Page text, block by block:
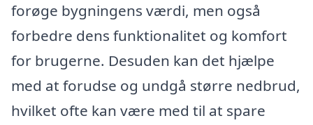
forøge bygningens værdi, men også
forbedre dens funktionalitet og komfort
for brugerne. Desuden kan det hjælpe
med at forudse og undgå større nedbrud,
hvilket ofte kan være med til at spare